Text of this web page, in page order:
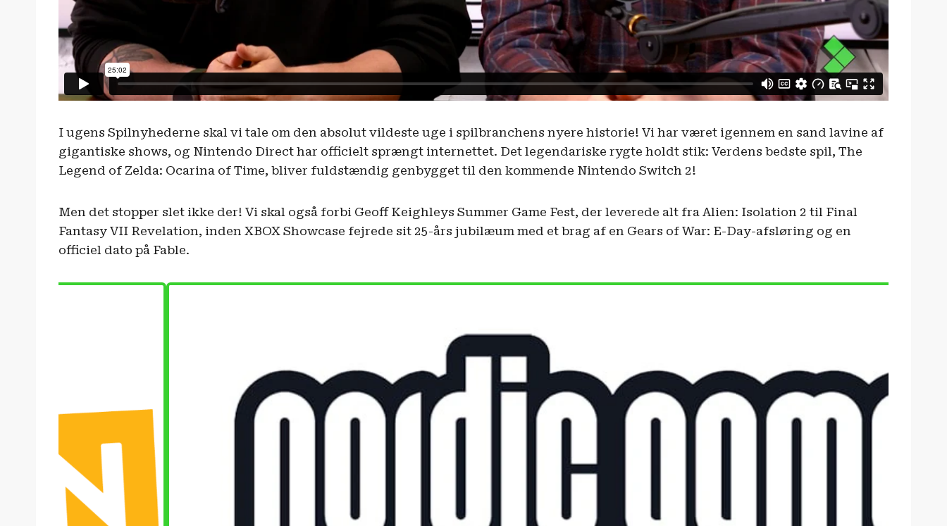
I ugens Spilnyhederne skal vi tale om den absolut vildeste uge i spilbranchens nyere historie! Vi har været igennem en sand lavine af
gigantiske shows, og Nintendo Direct har officielt sprængt internettet. Det legendariske rygte holdt stik: Verdens bedste spil, The
Legend of Zelda: Ocarina of Time, bliver fuldstændig genbygget til den kommende Nintendo Switch 2!
Men det stopper slet ikke der! Vi skal også forbi Geoff Keighleys Summer Game Fest, der leverede alt fra Alien: Isolation 2 til Final
Fantasy VII Revelation, inden XBOX Showcase fejrede sit 25-års jubilæum med et brag af en Gears of War: E-Day-afsløring og en
officiel dato på Fable.